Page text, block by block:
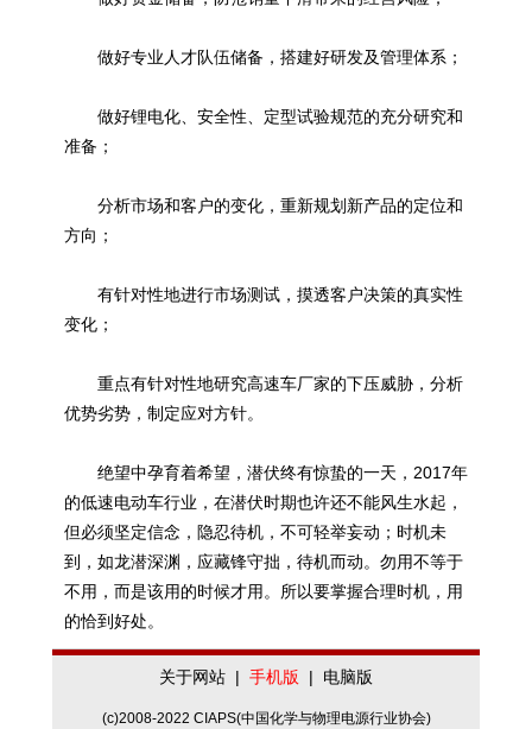
做好专业人才队伍储备，搭建好研发及管理体系；
做好锂电化、安全性、定型试验规范的充分研究和
准备；
分析市场和客户的变化，重新规划新产品的定位和
方向；
有针对性地进行市场测试，摸透客户决策的真实性
变化；
重点有针对性地研究高速车厂家的下压威胁，分析
优势劣势，制定应对方针。
绝望中孕育着希望，潜伏终有惊蛰的一天，2017年
的低速电动车行业，在潜伏时期也许还不能风生水起，
但必须坚定信念，隐忍待机，不可轻举妄动；时机未
到，如龙潜深渊，应藏锋守拙，待机而动。勿用不等于
不用，而是该用的时候才用。所以要掌握合理时机，用
的恰到好处。
关于网站 | 手机版 | 电脑版
(c)2008-2022 CIAPS(中国化学与物理电源行业协会)